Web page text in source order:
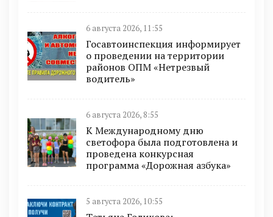
6 августа 2026, 11:55
Госавтоинспекция информирует
о проведении на территории
районов ОПМ «Нетрезвый
водитель»
6 августа 2026, 8:55
К Международному дню
светофора была подготовлена и
проведена конкурсная
программа «Дорожная азбука»
5 августа 2026, 10:55